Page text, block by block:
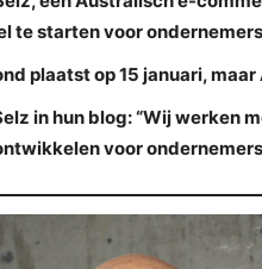
te starten voor
plaatst op 15 januari,
in hun blog: “Wij werken
voor